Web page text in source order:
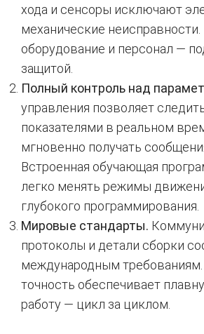
хода и сенсоры исключают
механические
оборудование и персонал —
защитой.
Полный контроль над
управления позволяет
показателями в реальном
мгновенно получать
Встроенная обучающая
легко менять режимы
глубокого программирования.
Мировые стандарты.
протоколы и детали сборки
международным
точность обеспечивает
работу — цикл за циклом.